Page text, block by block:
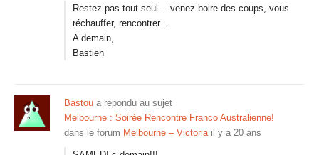
Restez pas tout seul….venez boire des coups, vous
réchauffer, rencontrer…
A demain,
Bastien
Bastou a répondu au sujet
Melbourne : Soirée Rencontre Franco Australienne!
dans le forum Melbourne – Victoria il y a 20 ans